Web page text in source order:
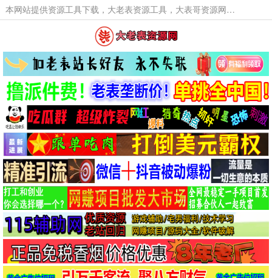
本网站提供资源工具下载，大老表资源工具，大表哥资源网软件工具，大老表资源下载，活动线报福利资源分享,活动线报，大型网游经典游戏，网络热门技术游戏辅助交流与分享。